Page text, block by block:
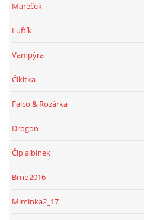
Mareček
Luftík
Vampýra
Čikitka
Falco & Rozárka
Drogon
Čip albínek
Brno2016
Miminka2_17